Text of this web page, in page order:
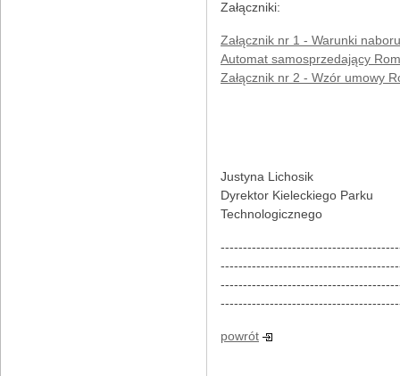
Załączniki:
Załącznik nr 1 - Warunki
Automat samosprzedający
Załącznik nr 2 - Wzór umowy
Justyna Lichosik
Dyrektor Kieleckiego Parku
Technologicznego
powrót